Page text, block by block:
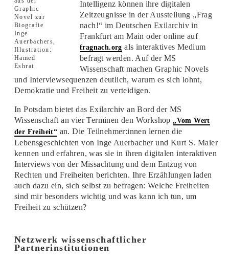
Graphic
Novel zur
Biografie
Inge
Auerbachers,
Illustration:
Hamed
Eshrat
Intelligenz können ihre digitalen
Zeitzeugnisse in der Ausstellung „Frag
nach!“ im Deutschen Exilarchiv in
Frankfurt am Main oder online auf
fragnach.org als interaktives Medium
befragt werden. Auf der MS
Wissenschaft machen Graphic Novels
und Interviewsequenzen deutlich, warum es sich lohnt,
Demokratie und Freiheit zu verteidigen.
In Potsdam bietet das Exilarchiv an Bord der MS
Wissenschaft an vier Terminen den Workshop„Vom Wert
der Freiheit“ an. Die Teilnehmer:innen lernen die
Lebensgeschichten von Inge Auerbacher und Kurt S. Maier
kennen und erfahren, was sie in ihren digitalen interaktiven
Interviews von der Missachtung und dem Entzug von
Rechten und Freiheiten berichten. Ihre Erzählungen laden
auch dazu ein, sich selbst zu befragen: Welche Freiheiten
sind mir besonders wichtig und was kann ich tun, um
Freiheit zu schützen?
Netzwerk wissenschaftlicher
Partnerinstitutionen